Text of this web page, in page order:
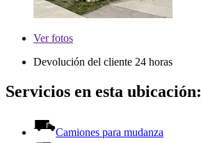
Verfotos
Devolución del cliente 24 horas
Servicios en esta ubicación:
Camiones para mudanza